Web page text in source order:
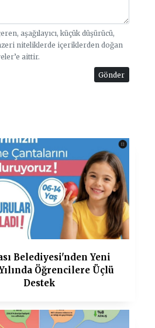
aşağılayıcı, küçük düşürücü,
niteliklerde içeriklerden doğan
aittir.
Gönder
Belediyesi'nden Yeni
Öğrencilere Üçlü
Destek